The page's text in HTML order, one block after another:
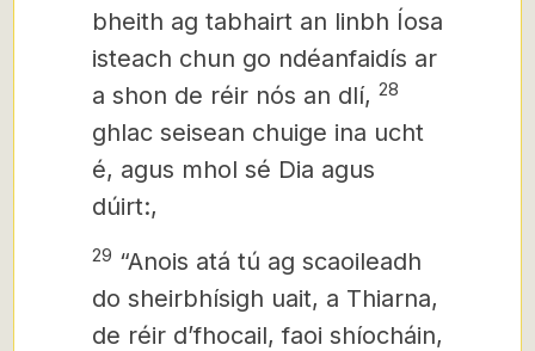
bheith ag tabhairt an linbh Íosa
isteach chun go ndéanfaidís ar
a shon de réir nós an dlí, 28
ghlac seisean chuige ina ucht
é, agus mhol sé Dia agus
dúirt:,
29 “Anois atá tú ag scaoileadh
do sheirbhísigh uait, a Thiarna,
de réir dʼfhocail, faoi shíocháin,